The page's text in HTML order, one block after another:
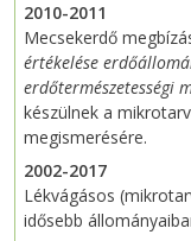
2010-2011
Mecsekerdő
értékelése
erdőtermészetességi
készülnek a
megismerésére.
2002-2017
Lékvágásos
idősebb